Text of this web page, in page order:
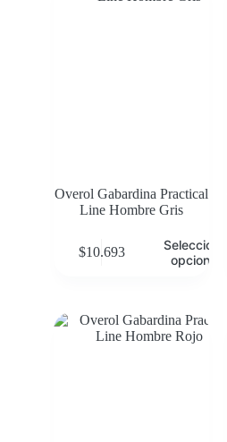
Overol Gabardina Practical
Line Hombre Gris
$10.693
Seleccionar
opciones